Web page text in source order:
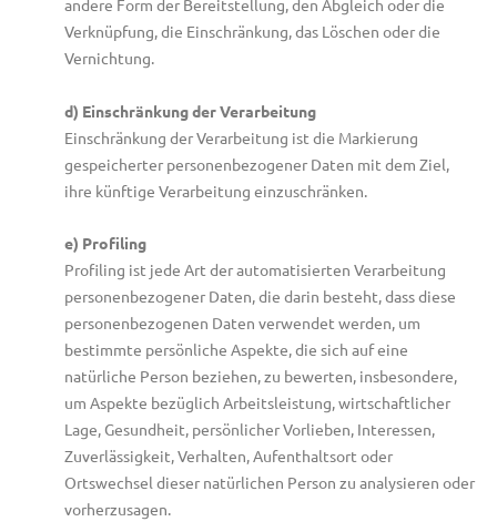
Verknüpfung, die Einschränkung, das Löschen oder die
Vernichtung.
d) Einschränkung der Verarbeitung
Einschränkung der Verarbeitung ist die Markierung
gespeicherter personenbezogener Daten mit dem Ziel,
ihre künftige Verarbeitung einzuschränken.
e) Profiling
Profiling ist jede Art der automatisierten Verarbeitung
personenbezogener Daten, die darin besteht, dass diese
personenbezogenen Daten verwendet werden, um
bestimmte persönliche Aspekte, die sich auf eine
natürliche Person beziehen, zu bewerten, insbesondere,
um Aspekte bezüglich Arbeitsleistung, wirtschaftlicher
Lage, Gesundheit, persönlicher Vorlieben, Interessen,
Zuverlässigkeit, Verhalten, Aufenthaltsort oder
Ortswechsel dieser natürlichen Person zu analysieren oder
vorherzusagen.